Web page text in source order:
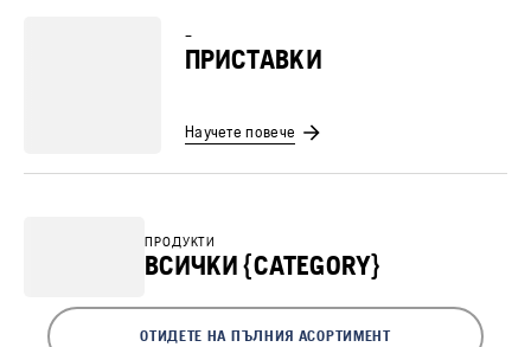
–
ПРИСТАВКИ
Научете повече
ПРОДУКТИ
ВСИЧКИ {CATEGORY}
ОТИДЕТЕ НА ПЪЛНИЯ АСОРТИМЕНТ